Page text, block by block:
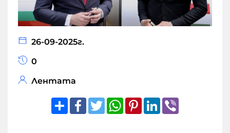
26-09-2025г.
0
Лентата
ShareFacebook
TwitterWhatsApp
Pinterest
LinkedIn